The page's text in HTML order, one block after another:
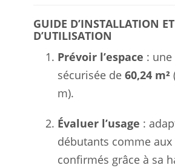
GUIDE D’INSTALLATION ET
D’UTILISATION
Prévoir l’espace :
sécurisée de 60,24 m²
m).
Évaluer l’usage :
débutants comme
confirmés grâce à sa